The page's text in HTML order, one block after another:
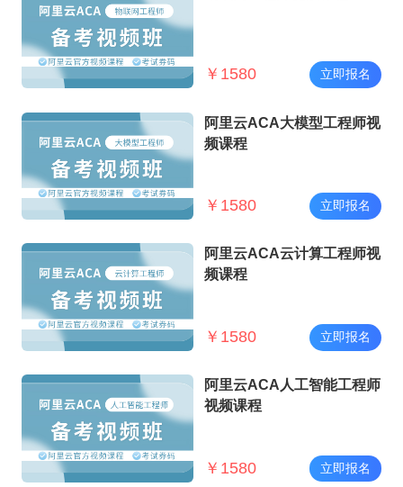
￥ 1580 立即报名
阿里云ACA大模型工程师视
频课程
￥ 1580 立即报名
阿里云ACA云计算工程师视
频课程
￥ 1580 立即报名
阿里云ACA人工智能工程师
视频课程
￥ 1580 立即报名